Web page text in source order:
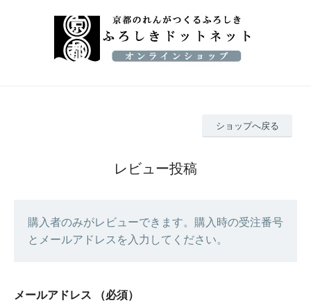
ショップへ戻る
レビュー投稿
購入者のみがレビューできます。購入時の受注番号
とメールアドレスを入力してください。
メールアドレス （必須）